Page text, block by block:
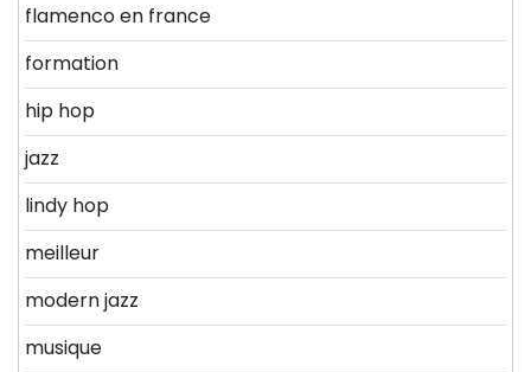
flamenco en france
formation
hip hop
jazz
lindy hop
meilleur
modern jazz
musique